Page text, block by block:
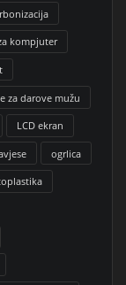
kompjuter
za darove mužu
LCD ekran
ogrlica